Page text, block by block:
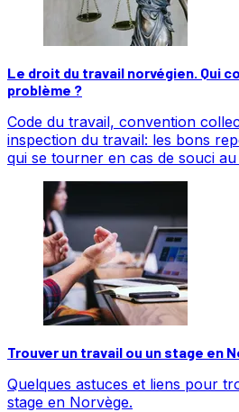
Le droit du travail norvégien. Qui
problème ?
Code du travail, convention
inspection du travail: les bons
qui se tourner en cas de souci
Trouver un travail ou un stage en
Quelques astuces et liens pour
stage en Norvège.